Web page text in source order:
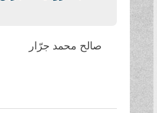
صالح محمد جرّار